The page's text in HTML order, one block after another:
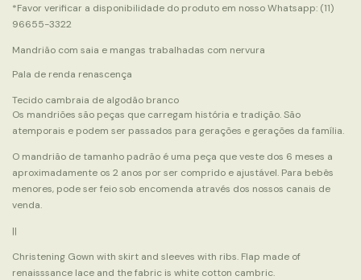
*Favor verificar a disponibilidade do produto em nosso Whatsapp: (11)
96655-3322
Mandrião com saia e mangas trabalhadas com nervura
Pala de renda renascença
Tecido cambraia de algodão branco
Os mandriões são peças que carregam história e tradição. São
atemporais e podem ser passados para gerações e gerações da família.
O mandrião de tamanho padrão é uma peça que veste dos 6 meses a
aproximadamente os 2 anos por ser comprido e ajustável. Para bebês
menores, pode ser feio sob encomenda através dos nossos canais de
venda.
||
Christening Gown with skirt and sleeves with ribs. Flap made of
renaisssance lace and the fabric is white cotton cambric.